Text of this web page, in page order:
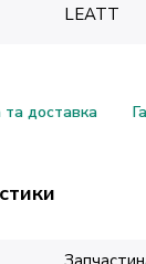
LEATT
доставка